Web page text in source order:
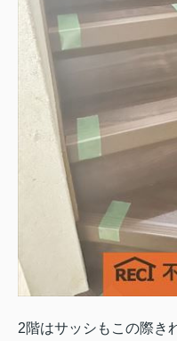
2階はサッシもこの際き